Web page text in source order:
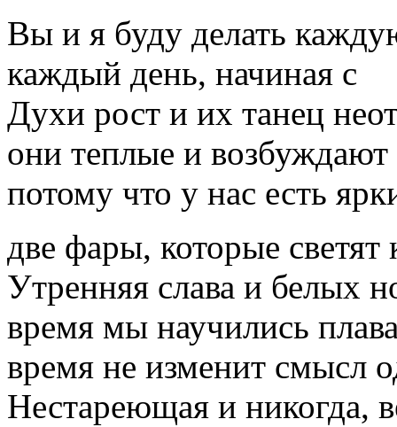
Вы и я буду делать
каждый день, начиная с
Духи рост и их танец
они теплые и возбуждают
потому что у нас есть
две фары, которые светят
Утренняя слава и белых
время мы научились
время не изменит смысл
Нестареющая и никогда,